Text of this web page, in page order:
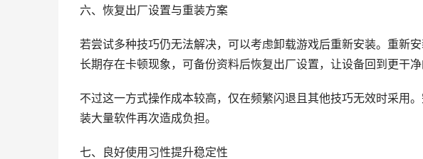
六、恢复出厂设置与重装方案
若尝试多种技巧仍无法解决，可以考虑卸载游戏后重新安装。重新
长期存在卡顿现象，可备份资料后恢复出厂设置，让设备回到更干净
不过这一方式操作成本较高，仅在频繁闪退且其他技巧无效时采用
装大量软件再次造成负担。
七、良好使用习性提升稳定性